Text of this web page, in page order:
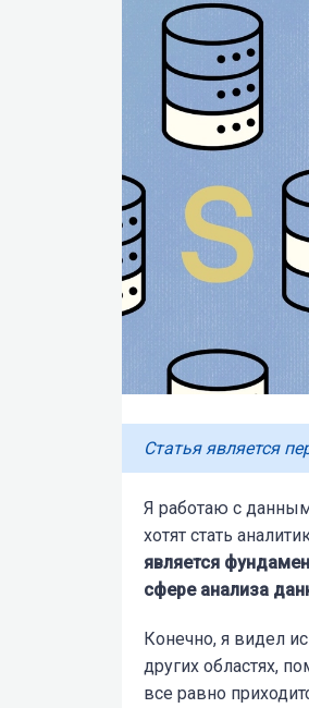
Статья является
Я работаю с
хотят стать
является
сфере анализа
Конечно, я видел
других областях,
все равно